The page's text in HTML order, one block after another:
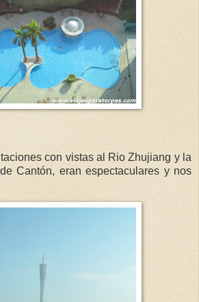
con vistas al Rio Zhujiang y la
Cantón, eran espectaculares y nos